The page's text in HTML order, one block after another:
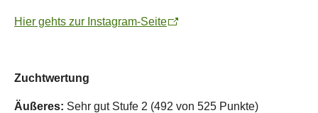
Hier gehts zur Instagram-Seite
Zuchtwertung
Äußeres: Sehr gut Stufe 2 (492 von 525 Punkte)